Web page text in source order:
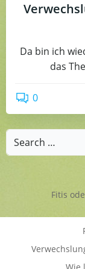
Da bin ich
das
0
Search
for:
Fitis